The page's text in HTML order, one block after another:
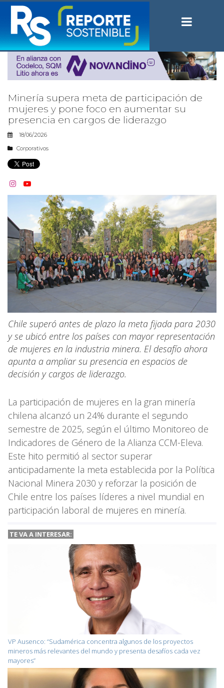
Minería supera meta de participación de
mujeres y pone foco en aumentar su
presencia en cargos de liderazgo
18/06/2026
Corporativos
 
Chile superó antes de plazo la meta fijada para 2030
y se ubicó entre los países con mayor representación
de mujeres en la industria minera. El desafío ahora
apunta a ampliar su presencia en espacios de
decisión y cargos de liderazgo.
La participación de mujeres en la gran minería
chilena alcanzó un 24% durante el segundo
semestre de 2025, según el último Monitoreo de
Indicadores de Género de la Alianza CCM-Eleva.
Este hito permitió al sector superar
anticipadamente la meta establecida por la Política
Nacional Minera 2030 y reforzar la posición de
Chile entre los países líderes a nivel mundial en
participación laboral de mujeres en minería.
TE VA A INTERESAR:
VP Ausenco: “Sudamérica concentra algunos de los proyectos
mineros más relevantes del mundo y presenta desafíos cada vez
mayores”